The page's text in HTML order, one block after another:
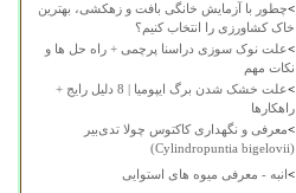
>چطور با آزمایش خانگی بافت و زهکشی، بهترین
خاک کشاورزی را انتخاب کنیم؟
>علت نوک سوزی دراسنا پرچمی + راه حل ها و
نکات مهم
>
علت خشک شدن برگ ایپومیا | 8 دلیل رایج +
راهکارها
>معرفی و نگهداری کاکتوس چولا تدی‌بیر
(Cylindropuntia bigelovii)
>انبه - معرفی میوه های استوایی